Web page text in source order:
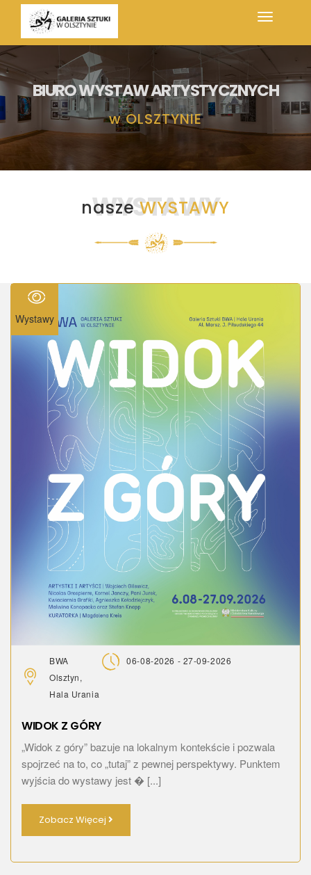
BIURO WYSTAW ARTYSTYCZNYCH
w OLSZTYNIE
WYSTAWY
naszeWYSTAWY
Wystawy
BWA
Olsztyn,
Hala Urania
06-08-2026 - 27-09-2026
WIDOK Z GÓRY
„Widok z góry” bazuje na lokalnym kontekście i pozwala
spojrzeć na to, co „tutaj” z pewnej perspektywy. Punktem
wyjścia do wystawy jest � [...]
Zobacz Więcej